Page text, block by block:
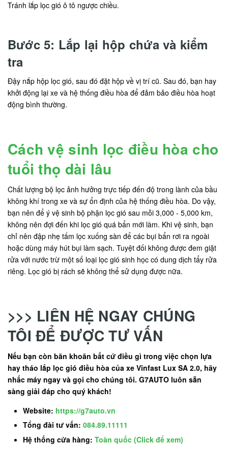
Tránh lắp lọc gió ô tô ngược chiều.
Bước 5: Lắp lại hộp chứa và kiểm
tra
Đậy nắp hộp lọc gió, sau đó đặt hộp về vị trí cũ. Sau đó, bạn hay
khởi động lại xe và hệ thống điều hòa để đảm bảo điều hòa hoạt
động bình thường.
Cách vệ sinh lọc điều hòa cho
tuổi thọ dài lâu
Chất lượng bộ lọc ảnh hưởng trực tiếp đến độ trong lành của bầu
không khí trong xe và sự ổn định của hệ thống điều hòa. Do vậy,
bạn nên để ý vệ sinh bộ phận lọc gió sau mỗi 3,000 - 5,000 km,
không nên đợi đến khi lọc gió quá bẩn mới làm. Khi vệ sinh, bạn
chỉ nên đập nhẹ tấm lọc xuống sàn để các bụi bẩn rơi ra ngoài
hoặc dùng máy hút bụi làm sạch. Tuyệt đối không được đem giặt
rửa với nước trừ một số loại lọc gió sinh học có dung dịch tẩy rửa
riêng. Lọc gió bị rách sẽ không thể sử dụng được nữa.
>>> LIÊN HỆ NGAY CHÚNG
TÔI ĐỂ ĐƯỢC TƯ VẤN
Nếu bạn còn băn khoăn bất cứ điều gì trong việc chọn lựa
hay tháo lắp lọc gió điều hòa của xe Vinfast Lux SA 2.0, hãy
nhấc máy ngay và gọi cho chúng tôi. G7AUTO luôn sẵn
sàng giải đáp cho quý khách!
Website: https://g7auto.vn
Tổng đài tư vấn: 084.89.11111
Hệ thống cửa hàng: Toàn quốc (Click để xem)